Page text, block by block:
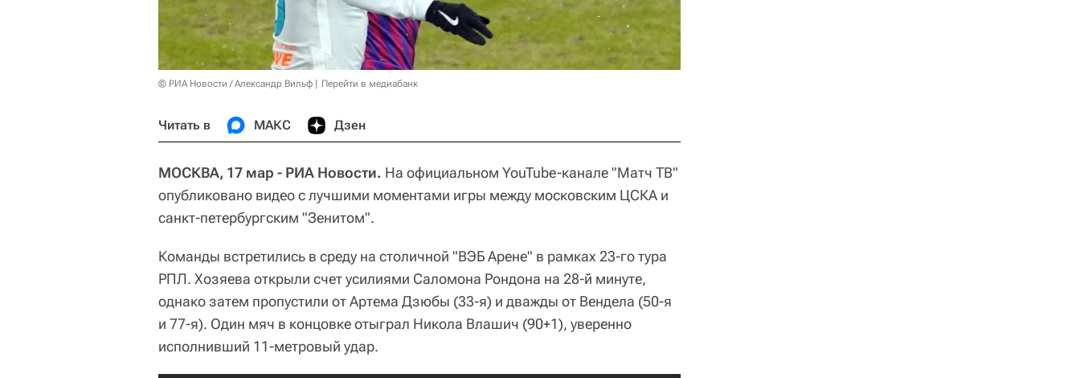
© РИА Новости / Александр Вильф Перейти в медиабанк
Читать в МАКС Дзен
МОСКВА, 17 мар - РИА Новости. На официальном YouTube-канале "Матч ТВ"
опубликовано видео с лучшими моментами игры между московским ЦСКА и
санкт-петербургским "Зенитом".
Команды встретились в среду на столичной "ВЭБ Арене" в рамках 23-го тура
РПЛ. Хозяева открыли счет усилиями Саломона Рондона на 28-й минуте,
однако затем пропустили от Артема Дзюбы (33-я) и дважды от Вендела (50-я
и 77-я). Один мяч в концовке отыграл Никола Влашич (90+1), уверенно
исполнивший 11-метровый удар.